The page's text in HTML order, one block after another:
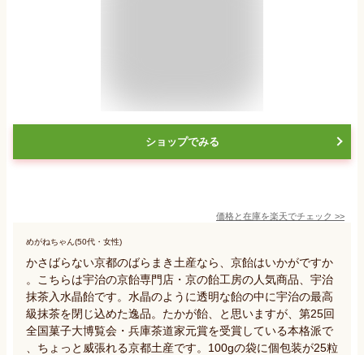
ショップでみる
価格と在庫を楽天でチェック >>
めがねちゃん(50代・女性)
かさばらない京都のばらまき土産なら、京飴はいかがですか
。こちらは宇治の京飴専門店・京の飴工房の人気商品、宇治
抹茶入水晶飴です。水晶のように透明な飴の中に宇治の最高
級抹茶を閉じ込めた逸品。たかが飴、と思いますが、第25回
全国菓子大博覧会・兵庫茶道家元賞を受賞している本格派で
、ちょっと威張れる京都土産です。100gの袋に個包装が25粒